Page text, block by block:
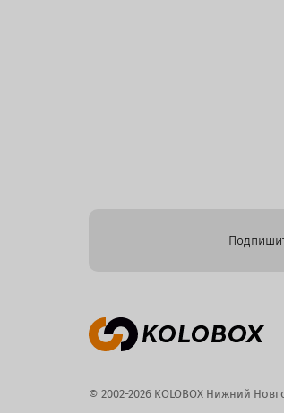
© 2002-2026 KOLOBOX Нижний